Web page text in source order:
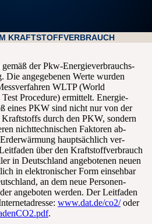
KRAFTSTOFFVERBRAUCH
der Pkw-Energie­verbrauchs­
Die an­gegebenen Werte wurden
WLTP (World
Procedure) er­mittelt. Energie­
eines PKW sind nicht nur von der
durch den PKW, sondern
nicht­technischen Faktoren ab­
haupt­sächlich ver­
über den Kraft­stoff­verbrauch
in Deutschland an­gebotenen neuen
in elektronischer Form ein­sehbar
an dem neue Personen­
an­geboten werden. Der Leit­faden
www.dat.de/co2/oder
.